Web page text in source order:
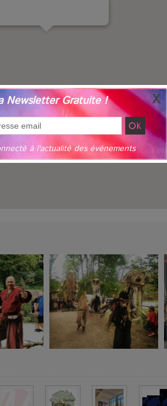
Newsletter Gratuite !
à l'actualité des événements